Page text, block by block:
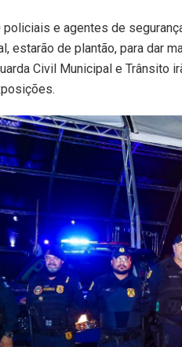
policiais e agentes de
estarão de plantão, para dar
Civil Municipal e Trânsito